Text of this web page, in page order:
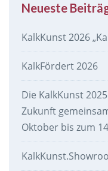
Neueste
KalkKunst 2026
KalkFördert 2026
Die KalkKunst
Zukunft
Oktober bis zum